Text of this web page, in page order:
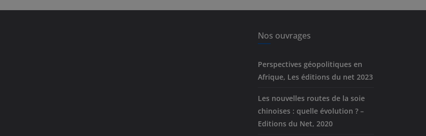
Nos ouvrages
Perspectives géopolitiques en
Afrique, Les éditions du net 2023
Les nouvelles routes de la soie
chinoises : quelle évolution ? –
Editions du Net, 2020